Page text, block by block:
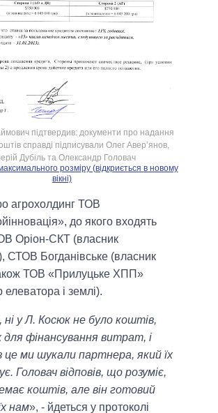
підтвердив: документи про надання
справді підписували Олег Авер’янов,
Дубіль та Олександр Головач
розміру (відкриється в новому
вікні)
агрохолдинг ТОВ
до якого входять
Оріон-СКТ (власник
СТОВ Богданівське (власник
ТОВ «Прилуцьке ХПП»
елеватора і землі).
ні у Л. Косюк не було коштів,
для фінансування витрат, і
це ми шукали партнера, який їх
Головач відповів, що розуміє,
коштів, але він готовий
нам», - йдеться у протоколі